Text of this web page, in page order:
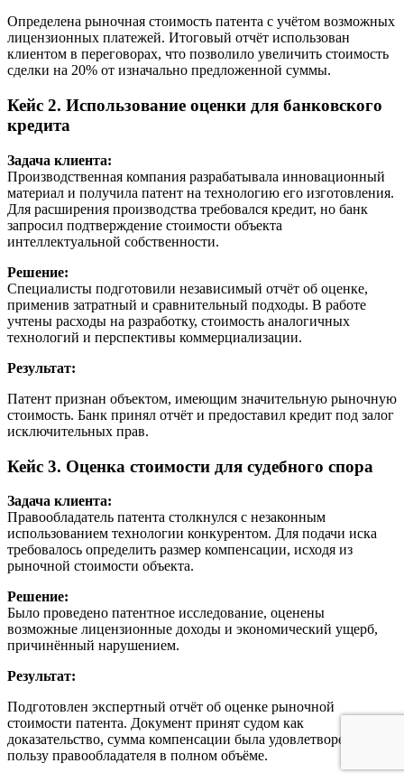
Определена рыночная стоимость патента с учётом возможных
лицензионных платежей. Итоговый отчёт использован
клиентом в переговорах, что позволило увеличить стоимость
сделки на 20% от изначально предложенной суммы.
Кейc 2. Использование оценки для банковского
кредита
Задача клиента:
Производственная компания разрабатывала инновационный
материал и получила патент на технологию его изготовления.
Для расширения производства требовался кредит, но банк
запросил подтверждение стоимости объекта
интеллектуальной собственности.
Решение:
Специалисты подготовили независимый отчёт об оценке,
применив затратный и сравнительный подходы. В работе
учтены расходы на разработку, стоимость аналогичных
технологий и перспективы коммерциализации.
Результат:
Патент признан объектом, имеющим значительную рыночную
стоимость. Банк принял отчёт и предоставил кредит под залог
исключительных прав.
Кейc 3. Оценка стоимости для судебного спора
Задача клиента:
Правообладатель патента столкнулся с незаконным
использованием технологии конкурентом. Для подачи иска
требовалось определить размер компенсации, исходя из
рыночной стоимости объекта.
Решение:
Было проведено патентное исследование, оценены
возможные лицензионные доходы и экономический ущерб,
причинённый нарушением.
Результат:
Подготовлен экспертный отчёт об оценке рыночной
стоимости патента. Документ принят судом как
доказательство, сумма компенсации была удовлетворена в
пользу правообладателя в полном объёме.